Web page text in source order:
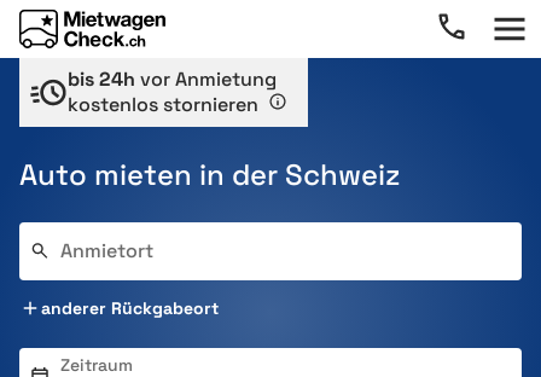
bis 24h vor Anmietung
kostenlos stornieren
Auto mieten in der Schweiz
Anmietort
anderer Rückgabeort
Zeitraum